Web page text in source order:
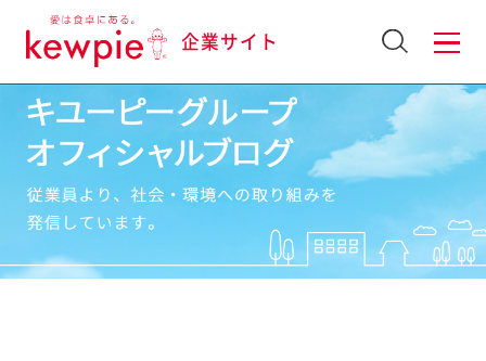
企業サイト